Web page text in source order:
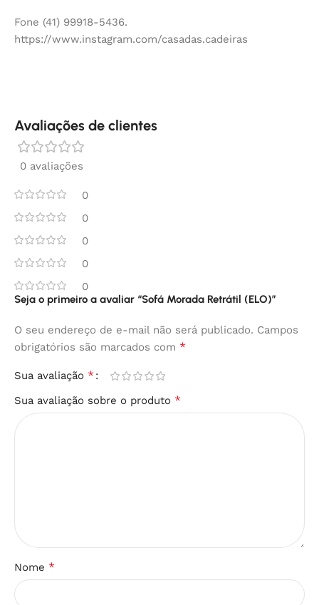
Fone (41) 99918-5436.
https://www.instagram.com/casadas.cadeiras
Avaliações de clientes
0 avaliações
0
0
0
0
0
Seja o primeiro a avaliar “Sofá Morada Retrátil (ELO)”
O seu endereço de e-mail não será publicado. Campos
obrigatórios são marcados com *
Sua avaliação *
Sua avaliação sobre o produto *
Nome *